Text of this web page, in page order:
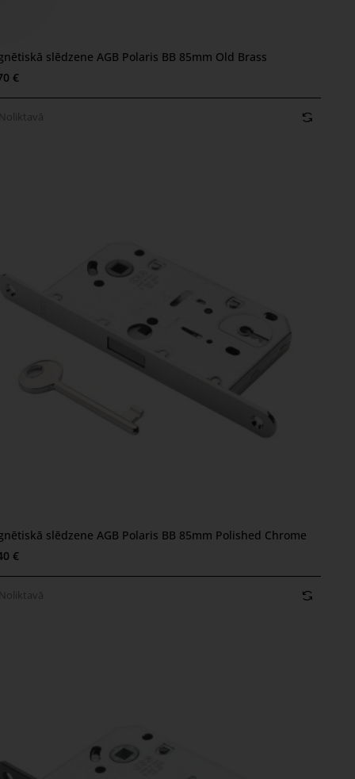
slēdzene AGB Polaris BB 85mm Old Brass
€
Noliktavā
slēdzene AGB Polaris BB 85mm Polished Chrome
€
Noliktavā